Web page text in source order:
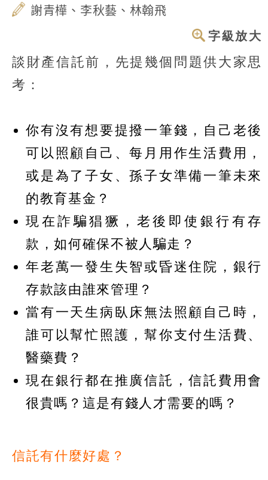
謝青樺、李秋藝、林翰飛
字級放大
談財產信託前，先提幾個問題供大家思
考：
你有沒有想要提撥一筆錢，自己老後
可以照顧自己、每月用作生活費用，
或是為了子女、孫子女準備一筆未來
的教育基金？
現在詐騙猖獗，老後即使銀行有存
款，如何確保不被人騙走？
年老萬一發生失智或昏迷住院，銀行
存款該由誰來管理？
當有一天生病臥床無法照顧自己時，
誰可以幫忙照護，幫你支付生活費、
醫藥費？
現在銀行都在推廣信託，信託費用會
很貴嗎？這是有錢人才需要的嗎？
信託有什麼好處？